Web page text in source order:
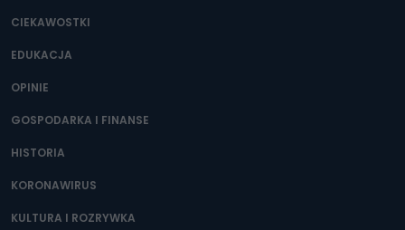
CIEKAWOSTKI
EDUKACJA
OPINIE
GOSPODARKA I FINANSE
HISTORIA
KORONAWIRUS
KULTURA I ROZRYWKA